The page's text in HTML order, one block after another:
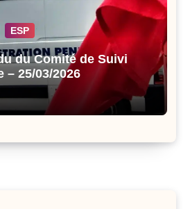
ESP
du Comité de Suivi
– 25/03/2026